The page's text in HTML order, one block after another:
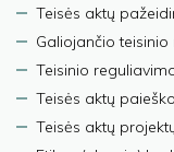
Teisės aktų
Galiojančio
Teisinio
Teisės aktų
Teisės aktų